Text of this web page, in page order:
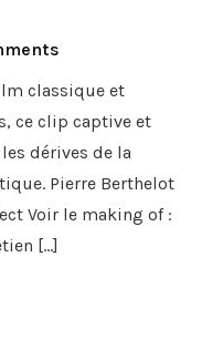
classique et
ce clip captive et
dérives de la
Pierre Berthelot
Voir le making of :
[…]